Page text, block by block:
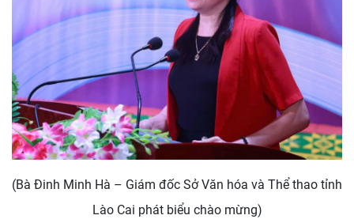
(Bà Đinh Minh Hà – Giám đốc Sở Văn hóa và Thể thao tỉnh
Lào Cai phát biểu chào mừng)